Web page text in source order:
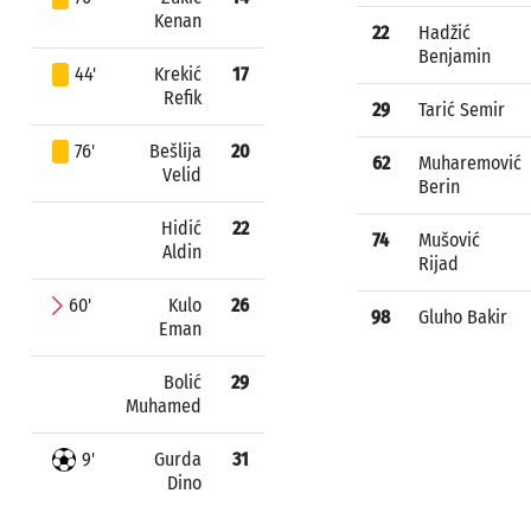
Kenan
44'
Krekić
Refik
17
76'
Bešlija
Velid
20
Hidić
Aldin
22
60'
Kulo
Eman
26
Bolić
Muhamed
29
9'
Gurda
Dino
31
22
Hadžić
Benjamin
29 Tarić Semir
62
Muharemović
Berin
74
Mušović
Rijad
98 Gluho Bakir